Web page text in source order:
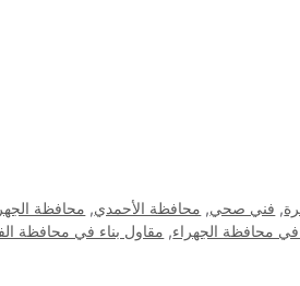
, فني صحي, محافظة الأحمدي, محافظة
في محافظة الجهراء, مقاول بناء في محافظة